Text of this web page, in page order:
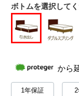
ボトムを選択して